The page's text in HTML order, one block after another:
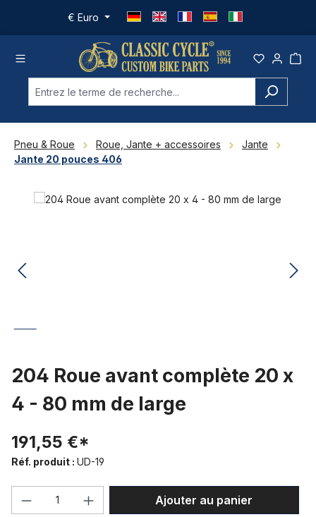
Passer au contenu principal
€ Euro
Pneu & Roue Roue, Jante + accessoires
Jante
Jante 20 pouces 406
Ignorer la galerie d'images
204 Roue avant complète 20 x
4 - 80 mm de large
191,55 €*
Réf. produit : UD-19
Quantité de produit : Entrez la
Ajouter au panier